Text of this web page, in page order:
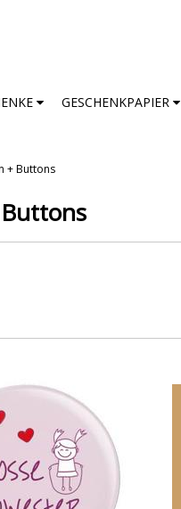
GESCHENKPAPIER
+ Buttons